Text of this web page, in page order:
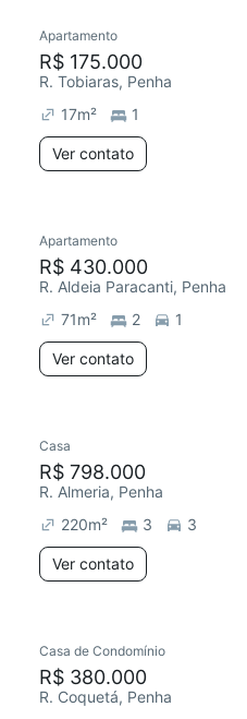
Apartamento
R$ 175.000
R. Tobiaras, Penha
17m² 1
Ver contato
Apartamento
R$ 430.000
R. Aldeia Paracanti, Penha
71m² 2 1
Ver contato
Casa
R$ 798.000
R. Almeria, Penha
220m² 3 3
Ver contato
Casa de Condomínio
R$ 380.000
R. Coquetá, Penha